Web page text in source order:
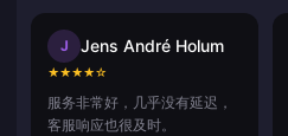
J Jens André Holum
★★★★☆
服务非常好，几乎没有延迟，
客服响应也很及时。